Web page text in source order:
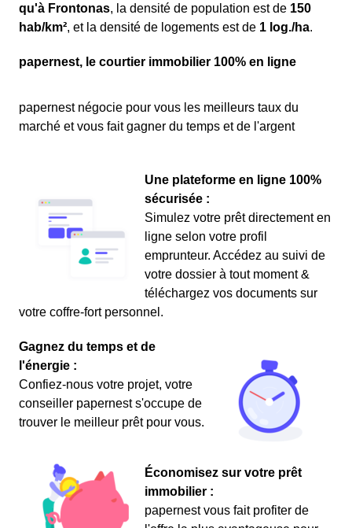
qu'à Frontonas, la densité de population est de 150
hab/km², et la densité de logements est de 1 log./ha.
papernest, le courtier immobilier 100% en ligne
papernest négocie pour vous les meilleurs taux du
marché et vous fait gagner du temps et de l'argent
Une plateforme en ligne 100%
sécurisée :
Simulez votre prêt directement en
ligne selon votre profil
emprunteur. Accédez au suivi de
votre dossier à tout moment &
téléchargez vos documents sur
votre coffre-fort personnel.
Gagnez du temps et de
l'énergie :
Confiez-nous votre projet, votre
conseiller papernest s'occupe de
trouver le meilleur prêt pour vous.
Économisez sur votre prêt
immobilier :
papernest vous fait profiter de